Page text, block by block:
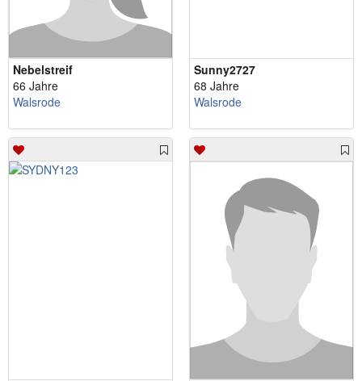
Nebelstreif
66 Jahre
Walsrode
Sunny2727
68 Jahre
Walsrode